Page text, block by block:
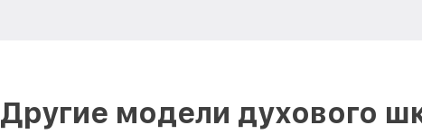
Miele
Другие модели духового